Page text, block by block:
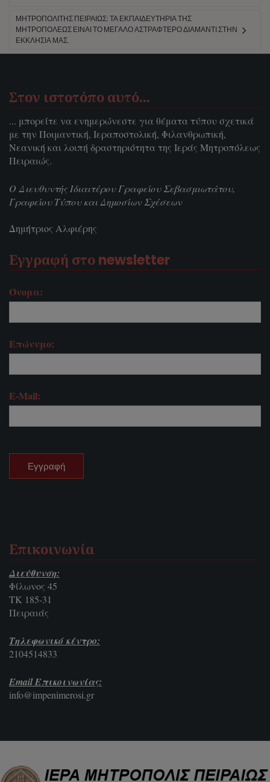
ΜΗΤΡΟΠΟΛΊΤΗΣ ΠΕΙΡΑΙΏΣ: ΤΑ ΕΚΠΑΙΔΕΥΤΉΡΙΑ ΤΗΣ
ΜΗΤΡΟΠΌΛΕΩΣ ΕΊΝΑΙ ΤΟ ΜΕΓΆΛΟ ΑΣΤΡΑΦΤΕΡΌ ΔΙΑΜΆΝΤΙ ΣΤΗΝ
ΕΚΚΛΗΣΊΑ ΜΑΣ.
Στον ιστοτόπο αυτό…
... μπορείτε να ενημερώνεστε για θέματα τύπου σχετικά
με την Ποιμαντική, Ιεραποστολική, Φιλανθρωπική,
Νεανική και λοιπή δραστηριότητα της Ιεράς Μητροπόλεως
Πειραιώς.
Ο Διευθυντής Ιδιαιτέρου Γραφείου Σεβασμιωτάτου,
Γραφείου Τύπου και Δημοσίων Σχέσεων
Δημήτριος Αλφιέρης
Εγγραφή στο newsletter
Όνομα:
Επώνυμο:
E-Mail:
Επικοινωνία
Διεύθυνση:
Φίλωνος 45
ΤΚ 185-31
Πειραιάς
Τηλεφωνικό κέντρο:
2104514833
Email Επικοινωνίας:
info@impenimerosi.gr